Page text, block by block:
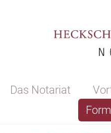
Das Notariat